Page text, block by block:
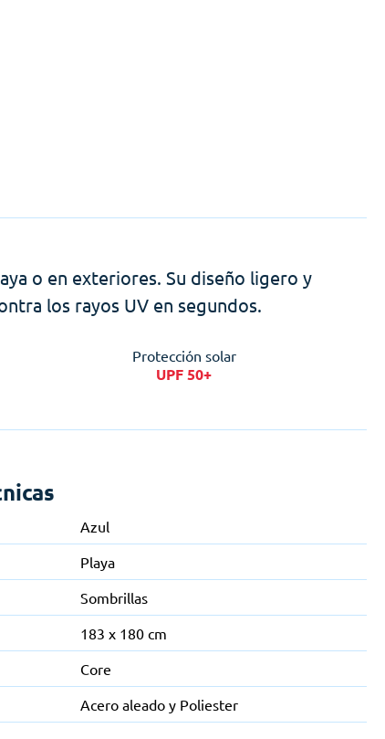
o en exteriores. Su diseño ligero y
los rayos UV en segundos.
Protección solar
UPF 50+
Azul
Playa
Sombrillas
183 x 180 cm
Core
Acero aleado y Poliester